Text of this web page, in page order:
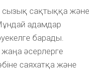
сақтыққа және
адамдар
барады.
жаңа әсерлерге
саяхатқа және